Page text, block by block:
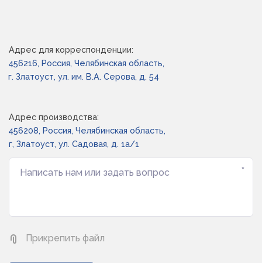
Адрес для корреспонденции:
456216, Россия, Челябинская область,
г. Златоуст, ул. им. В.А. Серова, д. 54
Адрес производства:
456208, Россия, Челябинская область,
г, Златоуст, ул. Садовая, д. 1а/1
*
Прикрепить файл